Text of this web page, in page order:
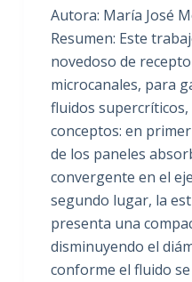
Autora: María José
Resumen: Este
novedoso de
microcanales, para
fluidos
conceptos: en
de los paneles
convergente en el
segundo lugar, la
presenta una
disminuyendo el
conforme el fluido